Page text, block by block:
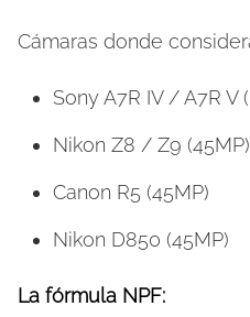
Cámaras donde
Sony A7R IV / A7R V
Nikon Z8 / Z9 (45MP)
Canon R5 (45MP)
Nikon D850 (45MP)
La fórmula NPF: